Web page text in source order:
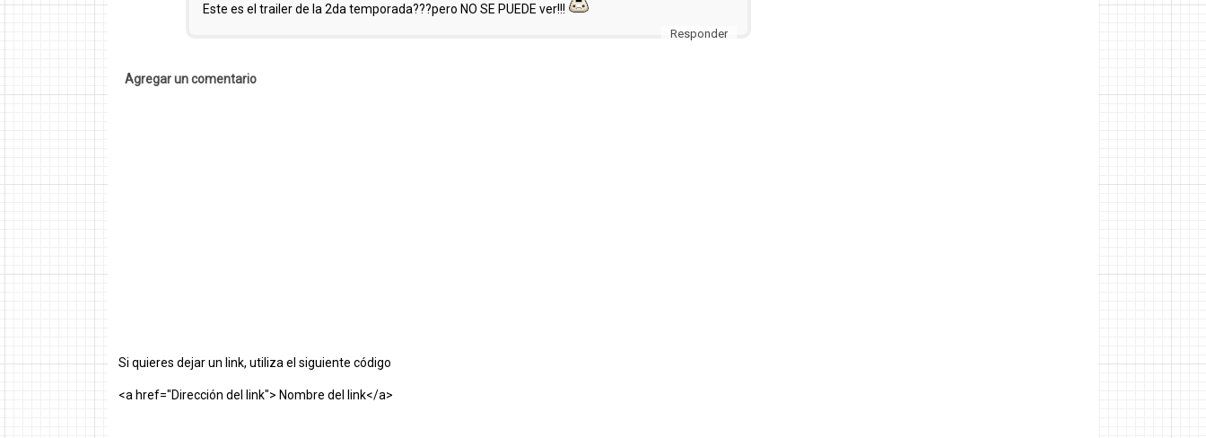
Este es el trailer de la 2da temporada???pero NO SE PUEDE ver!!!
Responder
Agregar un comentario
Si quieres dejar un link, utiliza el siguiente código
<a href="Dirección del link"> Nombre del link</a>